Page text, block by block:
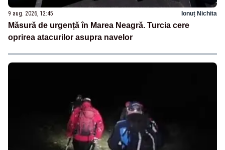
9 aug. 2026, 12:45 Ionuț Nichita
Măsură de urgență în Marea Neagră. Turcia cere
oprirea atacurilor asupra navelor